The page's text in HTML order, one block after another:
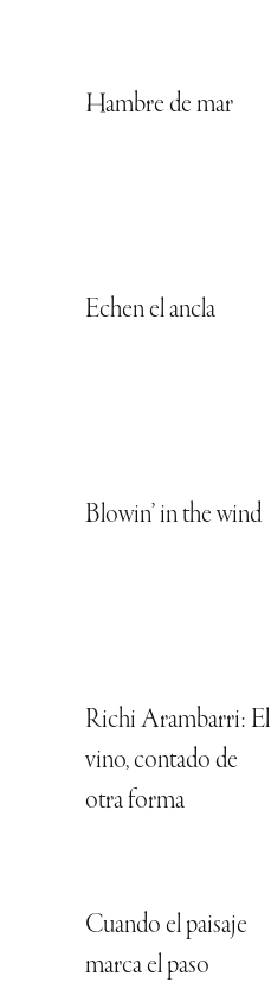
Hambre de mar
Echen el ancla
Blowin’ in the wind
Richi Arambarri: El
vino, contado de
otra forma
Cuando el paisaje
marca el paso